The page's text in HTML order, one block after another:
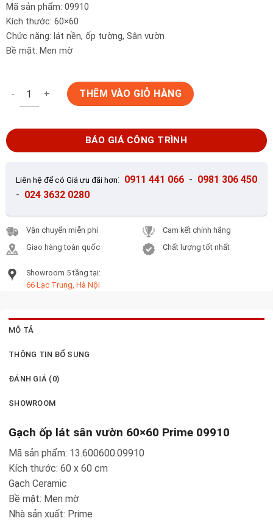
Mã sản phẩm: 09910
Kích thước: 60×60
Chức năng: lát nền, ốp tường, Sân vườn
Bề mặt: Men mờ
Gạch ốp lát sân vườn 60x60 Prime 09910 số lượng
THÊM VÀO GIỎ HÀNG
BÁO GIÁ CÔNG TRÌNH
Liên hệ để có Giá ưu đãi hơn: 0911 441 066 - 0981 306 450
- 024 3632 0280
Vận chuyển miễn phí
Giao hàng toàn quốc
Cam kết chính hãng
Chất lượng tốt nhất
Showroom 5 tầng tại:
66 Lạc Trung, Hà Nội
MÔ TẢ
THÔNG TIN BỔ SUNG
ĐÁNH GIÁ (0)
SHOWROOM
Gạch ốp lát sân vườn 60×60 Prime 09910
Mã sản phẩm: 13.600600.09910
Kích thước: 60 x 60 cm
Gạch Ceramic
Bề mặt: Men mờ
Nhà sản xuất: Prime